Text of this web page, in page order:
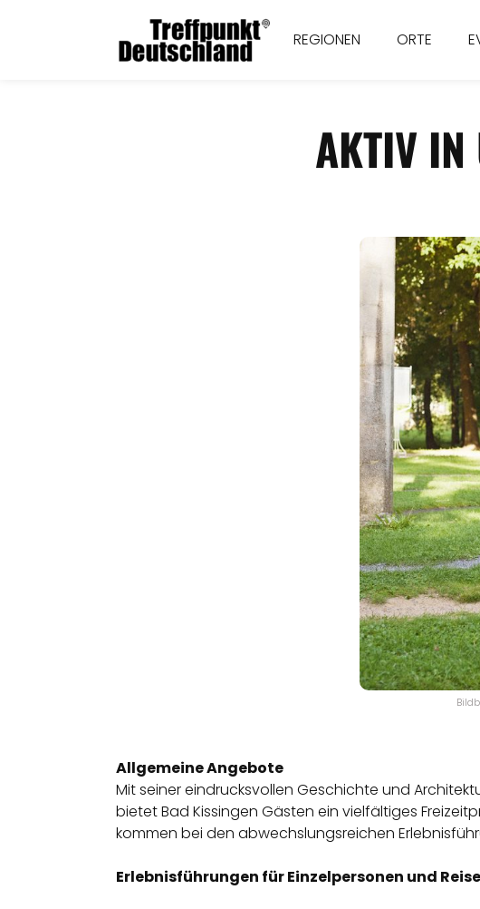
REGIONEN ORTE
AKTIV IN
Allgemeine Angebote
Mit seiner eindrucksvollen Geschichte und
bietet Bad Kissingen Gästen ein vielfältiges
kommen bei den abwechslungsreichen
Erlebnisführungen für Einzelpersonen und